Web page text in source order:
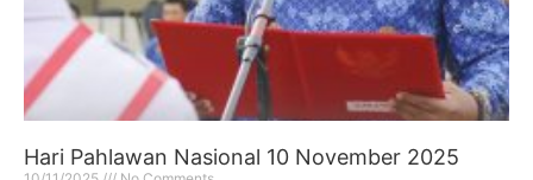
Hari Pahlawan Nasional 10 November 2025